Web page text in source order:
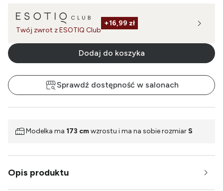
Twój zwrot z ESOTIQ Club
+16,99 zł
Dodaj do koszyka
Sprawdź dostępność w salonach
Modelka ma 173 cmwzrostu i ma na sobie rozmiar S
Opis produktu